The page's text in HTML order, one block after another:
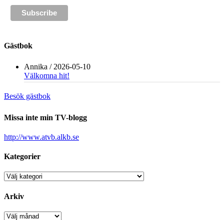
Gästbok
Annika / 2026-05-10
Välkomna hit!
Besök gästbok
Missa inte min TV-blogg
http://www.atvb.alkb.se
Kategorier
Kategorier
Arkiv
Arkiv